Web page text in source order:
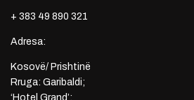
+ 383 49 890 321
Adresa:
Kosovë/ Prishtinë
Rruga: Garibaldi;
‘Hotel Grand’;